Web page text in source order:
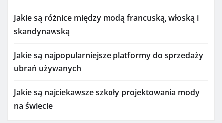
Jakie są różnice między modą francuską, włoską i
skandynawską
Jakie są najpopularniejsze platformy do sprzedaży
ubrań używanych
Jakie są najciekawsze szkoły projektowania mody
na świecie